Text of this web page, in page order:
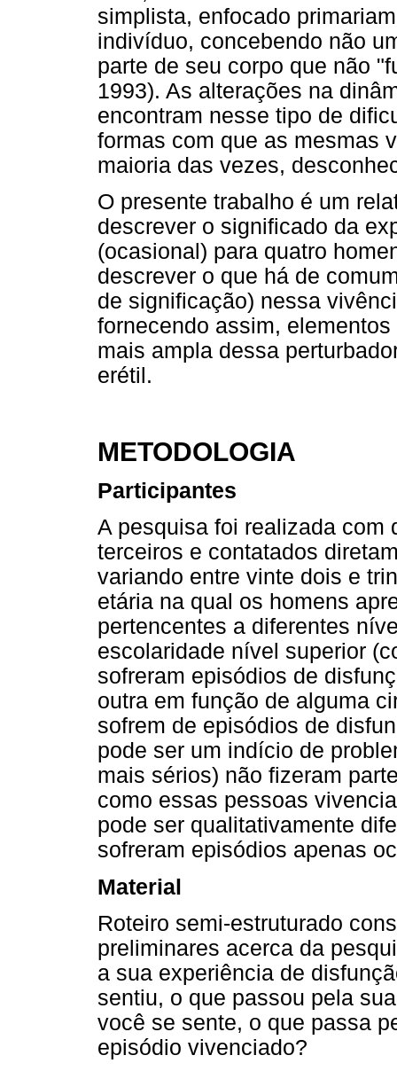
simplista, enfocado
indivíduo, concebendo não
parte de seu corpo que não
1993). As alterações na
encontram nesse tipo de
formas com que as mesmas
maioria das vezes,
O presente trabalho é um
descrever o significado da
(ocasional) para quatro
descrever o que há de
de significação) nessa
fornecendo assim,
mais ampla dessa
erétil.
METODOLOGIA
Participantes
A pesquisa foi realizada com
terceiros e contatados
variando entre vinte dois e
etária na qual os homens
pertencentes a diferentes
escolaridade nível superior
sofreram episódios de
outra em função de alguma
sofrem de episódios de
pode ser um indício de
mais sérios) não fizeram
como essas pessoas
pode ser qualitativamente
sofreram episódios apenas
Material
Roteiro semi-estruturado
preliminares acerca da
a sua experiência de
sentiu, o que passou pela
você se sente, o que passa
episódio vivenciado?